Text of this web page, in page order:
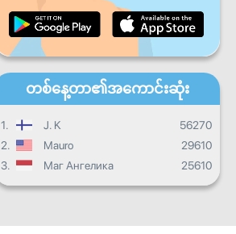
ယေဘုယျတိုးတက်မှု
တစ်နေ့တာ၏အကောင်းဆုံး
1. J. K
56270
2.
Mauro
29610
3.
Маг Ангелика 25610